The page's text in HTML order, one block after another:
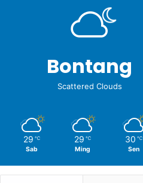
Bontang
Scattered Clouds
29 ℃
Sab
29 ℃
Ming
30 ℃
Sen